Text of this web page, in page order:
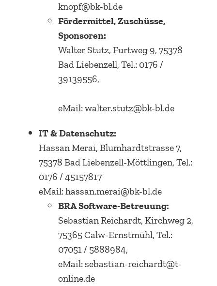
knopf@bk-bl.de
Fördermittel, Zuschüsse,
Sponsoren:
Walter Stutz, Furtweg 9, 75378
Bad Liebenzell, Tel.: 0176 /
39139556,
eMail: walter.stutz@bk-bl.de
IT & Datenschutz:
Hassan Merai, Blumhardtstrasse 7,
75378 Bad Liebenzell-Möttlingen, Tel.:
0176 / 45157817
eMail: hassan.merai@bk-bl.de
BRA Software-Betreuung:
Sebastian Reichardt, Kirchweg 2,
75365 Calw-Ernstmühl, Tel.:
07051 / 5888984,
eMail: sebastian-reichardt@t-
online.de